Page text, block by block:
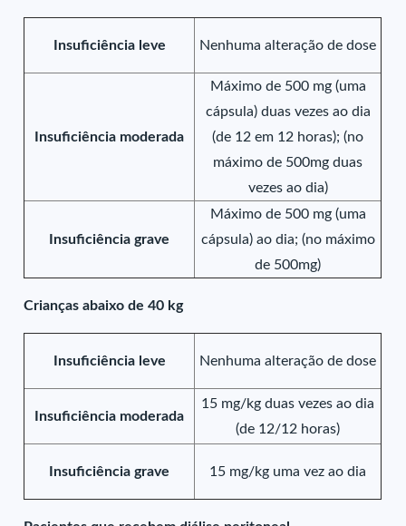
Insuficiência leve Nenhuma alteração de dose
Insuficiência moderada
Máximo de 500 mg (uma
cápsula) duas vezes ao dia
(de 12 em 12 horas); (no
máximo de 500mg duas
vezes ao dia)
Insuficiência grave
Máximo de 500 mg (uma
cápsula) ao dia; (no máximo
de 500mg)
Crianças abaixo de 40 kg
Insuficiência leve Nenhuma alteração de dose
Insuficiência moderada
15 mg/kg duas vezes ao dia
(de 12/12 horas)
Insuficiência grave 15 mg/kg uma vez ao dia